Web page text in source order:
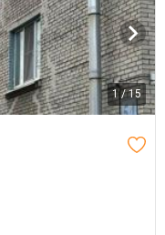
1 / 15